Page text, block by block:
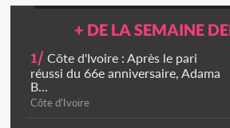
+ DE LA SEMAINE
1/ Côte d'Ivoire : Après le pari
réussi du 66e anniversaire, Adama
B...
Côte d'Ivoire